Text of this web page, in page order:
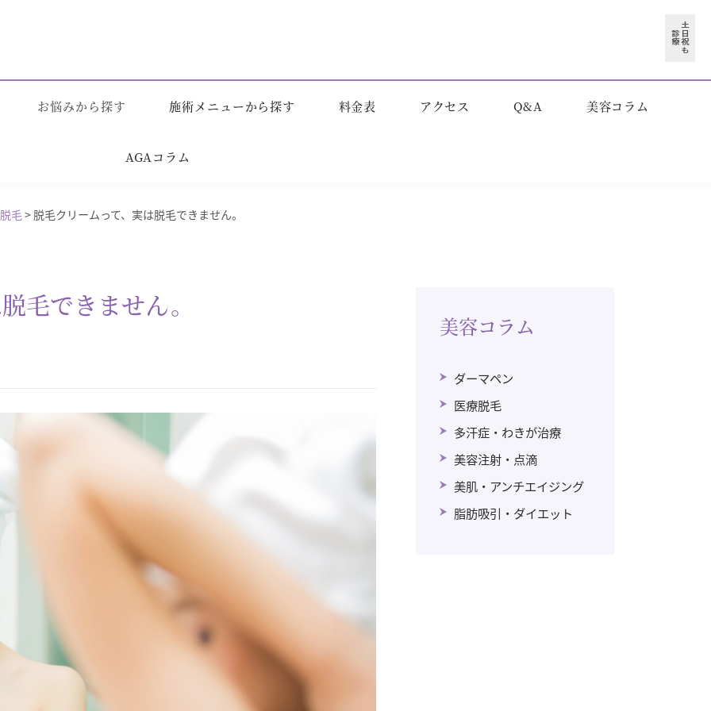
お悩みから探す 施術メニューから探す 料金表 アクセス Q&A 美容コラム
AGAコラム
毛>脱毛クリームって、実は脱毛できません。
毛できません。
美容コラム
ダーマペン
医療脱毛
多汗症・わきが治療
美容注射・点滴
美肌・アンチエイジング
脂肪吸引・ダイエット